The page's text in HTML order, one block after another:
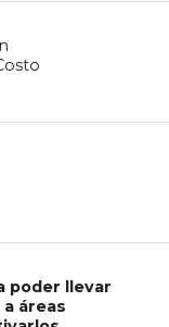
poder llevar
áreas